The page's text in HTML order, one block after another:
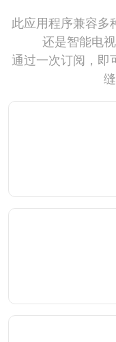
此应用程序兼容多
还是智能电
通过一次订阅，即